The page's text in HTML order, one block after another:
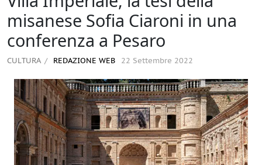
misanese Sofia Ciaroni in una
conferenza a Pesaro
CULTURA REDAZIONE WEB 22 Settembre 2022